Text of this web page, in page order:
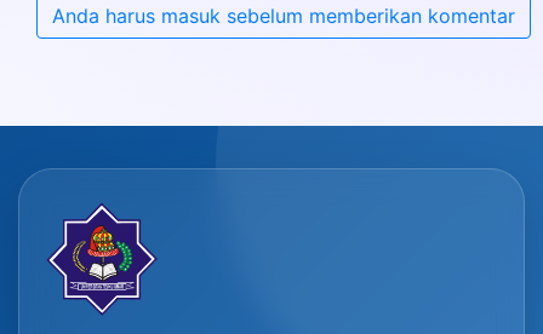
Anda harus masuk sebelum memberikan komentar